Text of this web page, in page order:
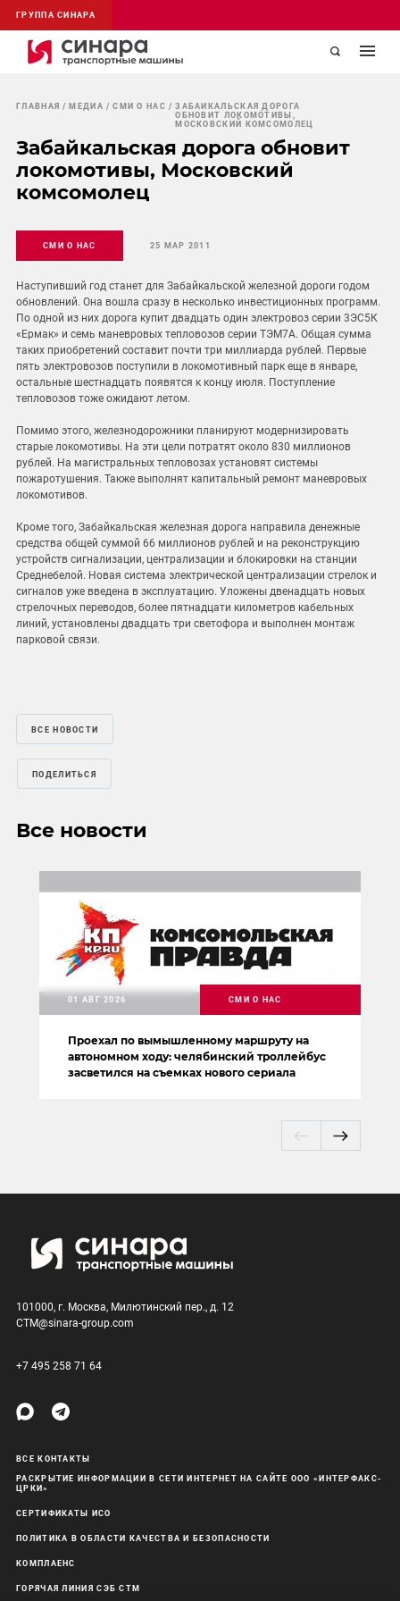
ГРУППА СИНАРА
ГЛАВНАЯ МЕДИА СМИ О НАС
ЗАБАЙКАЛЬСКАЯ ДОРОГА
ОБНОВИТ ЛОКОМОТИВЫ,
МОСКОВСКИЙ КОМСОМОЛЕЦ
Забайкальская дорога обновит
локомотивы, Московский
комсомолец
СМИ О НАС 25 МАР 2011
Наступивший год станет для Забайкальской железной дороги годом
обновлений. Она вошла сразу в несколько инвестиционных программ.
По одной из них дорога купит двадцать один электровоз серии 3ЭС5К
«Ермак» и семь маневровых тепловозов серии ТЭМ7А. Общая сумма
таких приобретений составит почти три миллиарда рублей. Первые
пять электровозов поступили в локомотивный парк еще в январе,
остальные шестнадцать появятся к концу июля. Поступление
тепловозов тоже ожидают летом.
Помимо этого, железнодорожники планируют модернизировать
старые локомотивы. На эти цели потратят около 830 миллионов
рублей. На магистральных тепловозах установят системы
пожаротушения. Также выполнят капитальный ремонт маневровых
локомотивов.
Кроме того, Забайкальская железная дорога направила денежные
средства общей суммой 66 миллионов рублей и на реконструкцию
устройств сигнализации, централизации и блокировки на станции
Среднебелой. Новая система электрической централизации стрелок и
сигналов уже введена в эксплуатацию. Уложены двенадцать новых
стрелочных переводов, более пятнадцати километров кабельных
линий, установлены двадцать три светофора и выполнен монтаж
парковой связи.
ВСЕ НОВОСТИ
ПОДЕЛИТЬСЯ
Все новости
Проехал по вымышленному маршруту на
автономном ходу: челябинский троллейбус
засветился на съемках нового сериала
01 АВГ 2026 СМИ О НАС
101000, г. Москва, Милютинский пер., д. 12
CTM@sinara-group.com
+7 495 258 71 64
ВСЕ КОНТАКТЫ
РАСКРЫТИЕ ИНФОРМАЦИИ В СЕТИ ИНТЕРНЕТ НА САЙТЕ ООО «ИНТЕРФАКС-
ЦРКИ»
СЕРТИФИКАТЫ ИСО
ПОЛИТИКА В ОБЛАСТИ КАЧЕСТВА И БЕЗОПАСНОСТИ
КОМПЛАЕНС
ГОРЯЧАЯ ЛИНИЯ СЭБ СТМ